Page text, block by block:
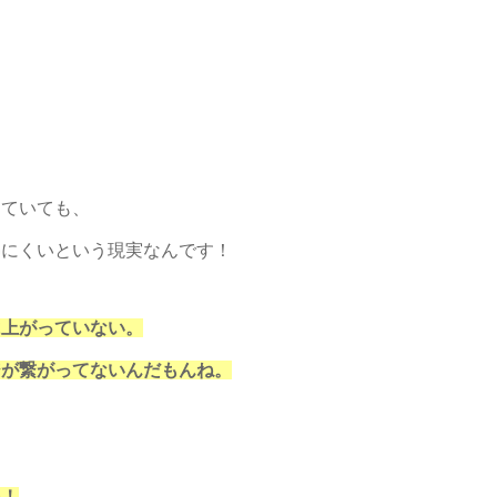
いても、
くいという現実なんです！
がっていない。
繋がってないんだもんね。